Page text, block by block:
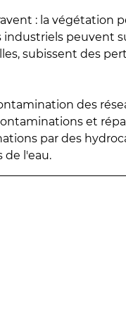
: la végétation
industriels peuvent
subissent des
des
et
par des
de l'eau.